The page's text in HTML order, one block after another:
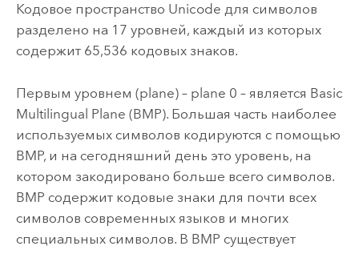
Кодовое пространство Unicode для символов
разделено на 17 уровней, каждый из которых
содержит 65,536 кодовых знаков.
Первым уровнем (plane) – plane 0 – является Basic
Multilingual Plane (BMP). Большая часть наиболее
используемых символов кодируются с помощью
BMP, и на сегодняшний день это уровень, на
котором закодировано больше всего символов.
BMP содержит кодовые знаки для почти всех
символов современных языков и многих
специальных символов. В BMP существует